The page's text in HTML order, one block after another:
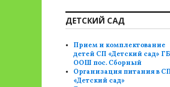
ДЕТСКИЙ САД
Прием и комплектование
детей СП «Детский сад»
ООШ пос. Сборный
Организация питания в
«Детский сад»